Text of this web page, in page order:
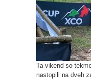
Ta vikend so
nastopili na dveh